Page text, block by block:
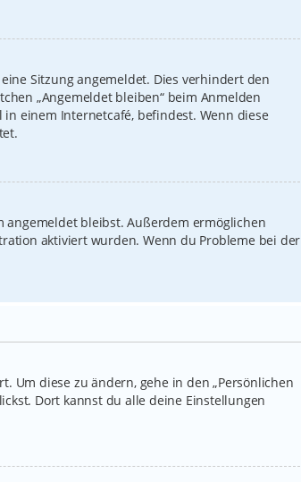
Sitzung angemeldet. Dies verhindert den
„Angemeldet bleiben“ beim Anmelden
einem Internetcafé, befindest. Wenn diese
angemeldet bleibst. Außerdem ermöglichen
aktiviert wurden. Wenn du Probleme bei der
Um diese zu ändern, gehe in den „Persönlichen
Dort kannst du alle deine Einstellungen